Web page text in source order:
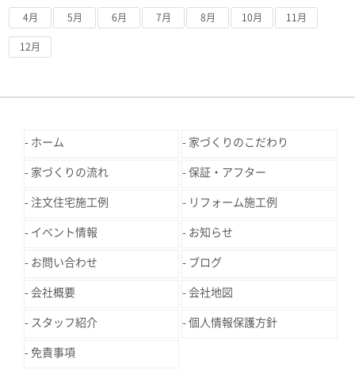
4月 5月 6月 7月 8月 10月 11月
12月
ホーム 家づくりのこだわり
家づくりの流れ 保証・アフター
注文住宅施工例 リフォーム施工例
イベント情報 お知らせ
お問い合わせ ブログ
会社概要 会社地図
スタッフ紹介 個人情報保護方針
免責事項